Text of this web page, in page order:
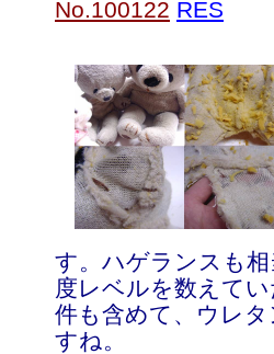
No.100122 RES
す。ハゲランスも
度レベルを数えて
件も含めて、ウレ
すね。